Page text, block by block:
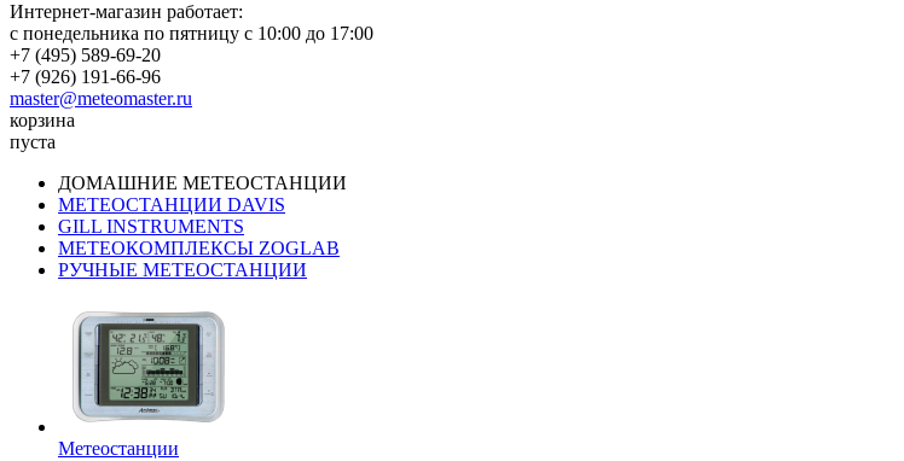
Интернет-магазин работает:
с понедельника по пятницу с 10:00 до 17:00
+7 (495) 589-69-20
+7 (926) 191-66-96
master@meteomaster.ru
корзина
пуста
ДОМАШНИЕ МЕТЕОСТАНЦИИ
МЕТЕОСТАНЦИИ DAVIS
GILL INSTRUMENTS
МЕТЕОКОМПЛЕКСЫ ZOGLAB
РУЧНЫЕ МЕТЕОСТАНЦИИ
Метеостанции